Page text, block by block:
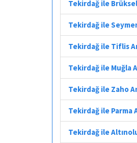
Tekirdağ ile
Tekirdağ ile
Tekirdağ ile Tiflis
Tekirdağ ile Muğla
Tekirdağ ile Zaho
Tekirdağ ile Parma
Tekirdağ ile